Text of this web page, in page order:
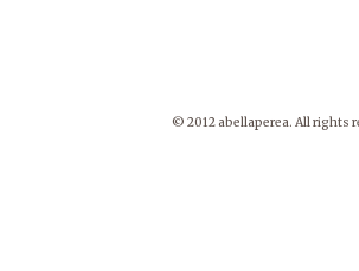
© 2012 abellaperea. All rights